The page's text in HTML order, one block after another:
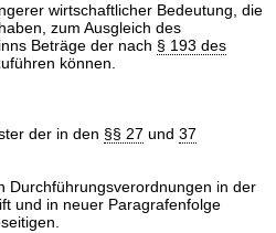
wirtschaftlicher Bedeutung, die
zum Ausgleich des
Beträge der nach § 193 des
können.
der in den §§ 27 und 37
Durchführungsverordnungen in der
und in neuer Paragrafenfolge